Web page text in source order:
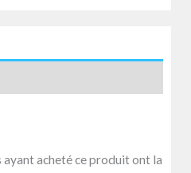
ayant acheté ce produit ont la